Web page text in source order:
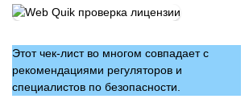
Этот чек-лист во многом совпадает с
рекомендациями регуляторов и
специалистов по безопасности.